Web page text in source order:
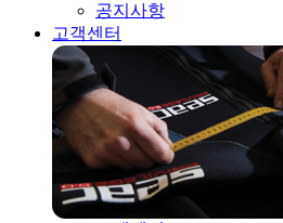
공지사항
고객센터